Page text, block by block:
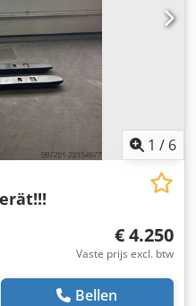
1 / 6
€ 4.250
Vaste prijs excl. btw
Bellen